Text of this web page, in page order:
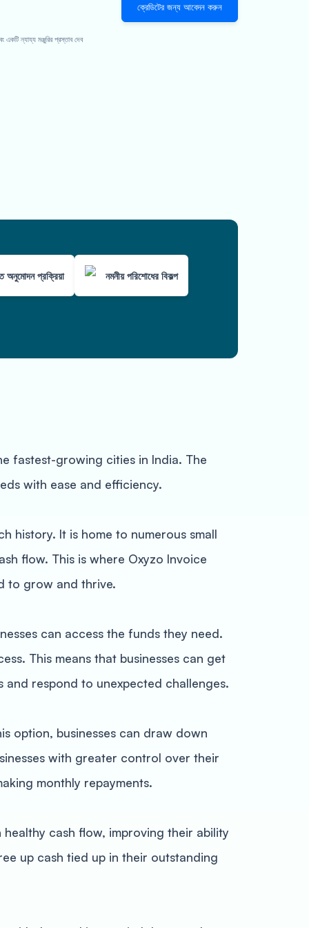
ন্যায্য মঞ্জুরির প্রস্তাব দেব
ক্রেডিটের জন্য আবেদন করুন
অনুমোদন প্রক্রিয়া নমনীয় পরিশোধের বিকল্প
fastest-growing cities in India. The
with ease and efficiency.
history. It is home to numerous small
flow. This is where Oxyzo Invoice
to grow and thrive.
can access the funds they need.
This means that businesses can get
respond to unexpected challenges.
option, businesses can draw down
with greater control over their
monthly repayments.
healthy cash flow, improving their ability
up cash tied up in their outstanding